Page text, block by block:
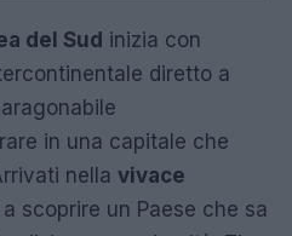
del Sud inizia con
diretto a
in una capitale che
nella vivace
scoprire un Paese che sa